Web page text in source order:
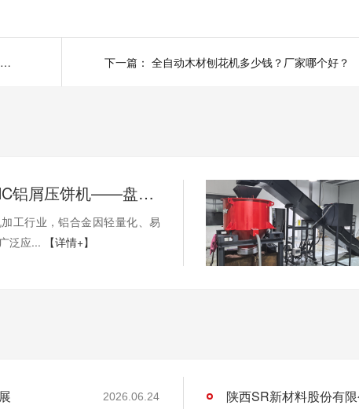
线路板破碎机下料死机怎么办？怎么解决？ 下一篇： 全自动木材刨花机多少钱？厂家哪个好？
恩派特CNC铝屑压饼机——盘活废屑价值，赋能机加工绿色回收！
工行业，铝合金因轻量化、易
泛应...
【详情+】
2026.06.24